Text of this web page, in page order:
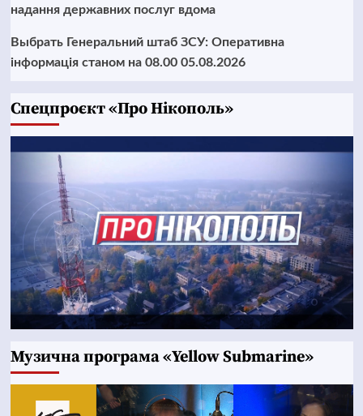
надання державних послуг вдома
Выбрать Генеральний штаб ЗСУ: Оперативна
інформація станом на 08.00 05.08.2026
Cпецпроєкт «Про Нікополь»
Музична програма «Yellow Submarine»